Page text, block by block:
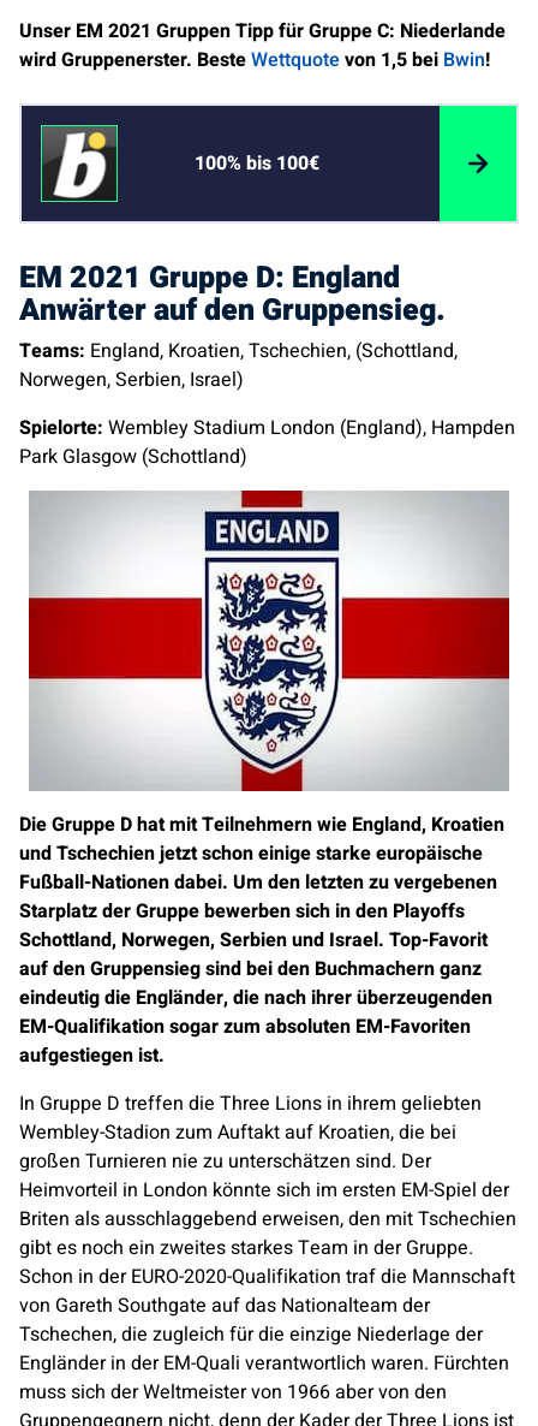
Unser EM 2021 Gruppen Tipp für Gruppe C: Niederlande
wird Gruppenerster. BesteWettquotevon 1,5 bei Bwin!
100% bis 100€
EM 2021 Gruppe D: England
Anwärter auf den Gruppensieg.
Teams: England, Kroatien, Tschechien, (Schottland,
Norwegen, Serbien, Israel)
Spielorte: Wembley Stadium London (England), Hampden
Park Glasgow (Schottland)
Die Gruppe D hat mit Teilnehmern wie England, Kroatien
und Tschechien jetzt schon einige starke europäische
Fußball-Nationen dabei. Um den letzten zu vergebenen
Starplatz der Gruppe bewerben sich in den Playoffs
Schottland, Norwegen, Serbien und Israel. Top-Favorit
auf den Gruppensieg sind bei den Buchmachern ganz
eindeutig die Engländer, die nach ihrer überzeugenden
EM-Qualifikation sogar zum absoluten EM-Favoriten
aufgestiegen ist.
In Gruppe D treffen die Three Lions in ihrem geliebten
Wembley-Stadion zum Auftakt auf Kroatien, die bei
großen Turnieren nie zu unterschätzen sind. Der
Heimvorteil in London könnte sich im ersten EM-Spiel der
Briten als ausschlaggebend erweisen, den mit Tschechien
gibt es noch ein zweites starkes Team in der Gruppe.
Schon in der EURO-2020-Qualifikation traf die Mannschaft
von Gareth Southgate auf das Nationalteam der
Tschechen, die zugleich für die einzige Niederlage der
Engländer in der EM-Quali verantwortlich waren. Fürchten
muss sich der Weltmeister von 1966 aber von den